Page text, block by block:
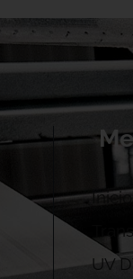
Inicio
UV